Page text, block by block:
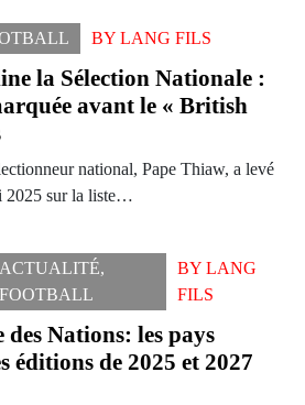
BY LANG FILS
la Sélection Nationale :
avant le « British
national, Pape Thiaw, a levé
2025 sur la liste…
ACTUALITÉ,
FOOTBALL
BYLANG
FILS
Nations: les pays
éditions de 2025 et 2027